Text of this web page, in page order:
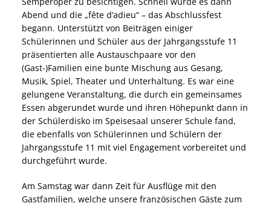
Abend und die „fête d’adieu“ – das Abschlussfest
begann. Unterstützt von Beiträgen einiger
Schülerinnen und Schüler aus der Jahrgangsstufe 11
präsentierten alle Austauschpaare vor den
(Gast-)Familien eine bunte Mischung aus Gesang,
Musik, Spiel, Theater und Unterhaltung. Es war eine
gelungene Veranstaltung, die durch ein gemeinsames
Essen abgerundet wurde und ihren Höhepunkt dann in
der Schülerdisko im Speisesaal unserer Schule fand,
die ebenfalls von Schülerinnen und Schülern der
Jahrgangsstufe 11 mit viel Engagement vorbereitet und
durchgeführt wurde.
Am Samstag war dann Zeit für Ausflüge mit den
Gastfamilien, welche unsere französischen Gäste zum